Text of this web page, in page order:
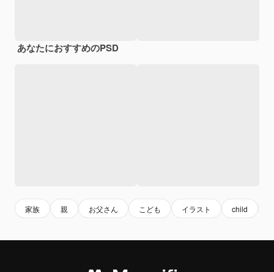
あなたにおすすめのPSD
家族 親 お父さん こども イラスト child